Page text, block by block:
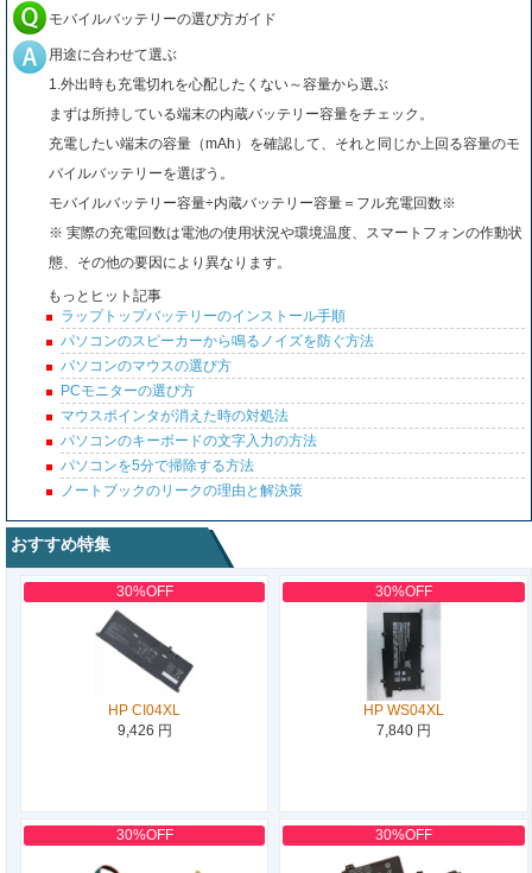
モバイルバッテリーの選び方ガイド
用途に合わせて選ぶ
1.外出時も充電切れを心配したくない～容量から選ぶ
まずは所持している端末の内蔵バッテリー容量をチェック。
充電したい端末の容量（mAh）を確認して、それと同じか上回る容量のモ
バイルバッテリーを選ぼう。
モバイルバッテリー容量÷内蔵バッテリー容量＝フル充電回数※
※ 実際の充電回数は電池の使用状況や環境温度、スマートフォンの作動状
態、その他の要因により異なります。
もっとヒット記事
ラップトップバッテリーのインストール手順
パソコンのスピーカーから鳴るノイズを防ぐ方法
パソコンのマウスの選び方
PCモニターの選び方
マウスポインタが消えた時の対処法
パソコンのキーボードの文字入力の方法
パソコンを5分で掃除する方法
ノートブックのリークの理由と解決策
おすすめ特集
30%OFF
HP CI04XL
9,426 円
30%OFF
HP WS04XL
7,840 円
30%OFF 30%OFF